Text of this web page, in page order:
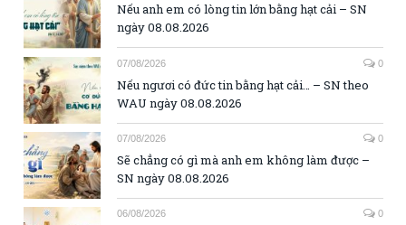
Nếu anh em có lòng tin lớn bằng hạt cải – SN
ngày 08.08.2026
07/08/2026 0
Nếu ngươi có đức tin bằng hạt cải… – SN theo
WAU ngày 08.08.2026
07/08/2026 0
Sẽ chẳng có gì mà anh em không làm được –
SN ngày 08.08.2026
06/08/2026 0